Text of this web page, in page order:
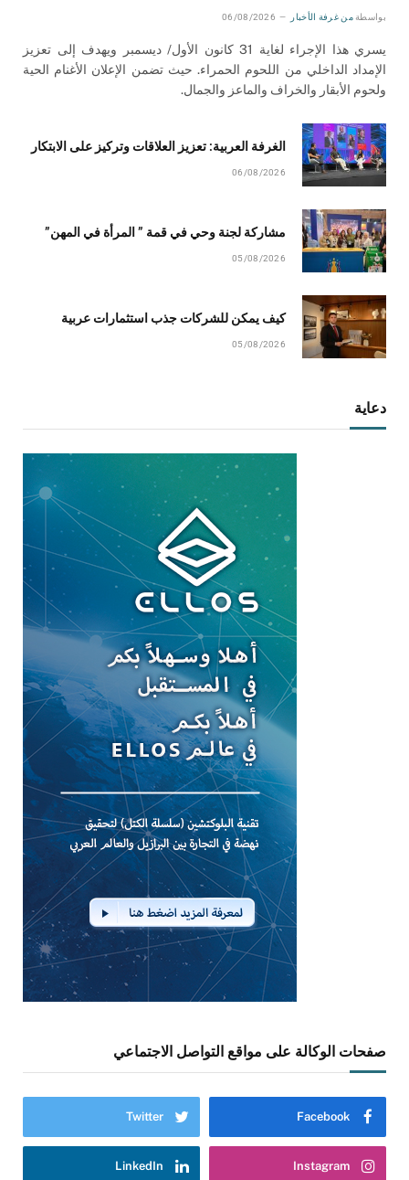
بواسطة من غرفة الأخبار 06/08/2026
يسري هذا الإجراء لغاية 31 كانون الأول/ ديسمبر ويهدف إلى تعزيز
الإمداد الداخلي من اللحوم الحمراء. حيث تضمن الإعلان الأغنام الحية
ولحوم الأبقار والخراف والماعز والجمال.
الغرفة العربية: تعزيز العلاقات وتركيز على الابتكار
06/08/2026
مشاركة لجنة وحي في قمة ” المرأة في المهن”
05/08/2026
كيف يمكن للشركات جذب استثمارات عربية
05/08/2026
دعاية
صفحات الوكالة على مواقع التواصل الاجتماعي
Facebook
Twitter
Instagram
LinkedIn